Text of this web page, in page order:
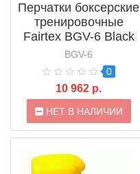
Перчатки боксерские
тренировочные
Fairtex BGV-6 Black
BGV-6
0
10 962 р.
НЕТ В НАЛИЧИИ